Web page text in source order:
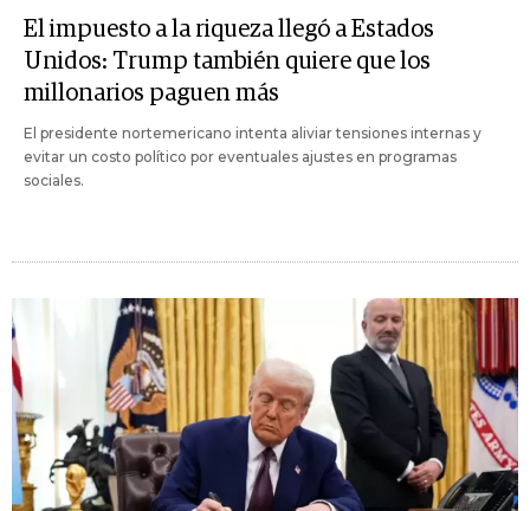
El impuesto a la riqueza llegó a Estados
Unidos: Trump también quiere que los
millonarios paguen más
El presidente nortemericano intenta aliviar tensiones internas y
evitar un costo político por eventuales ajustes en programas
sociales.